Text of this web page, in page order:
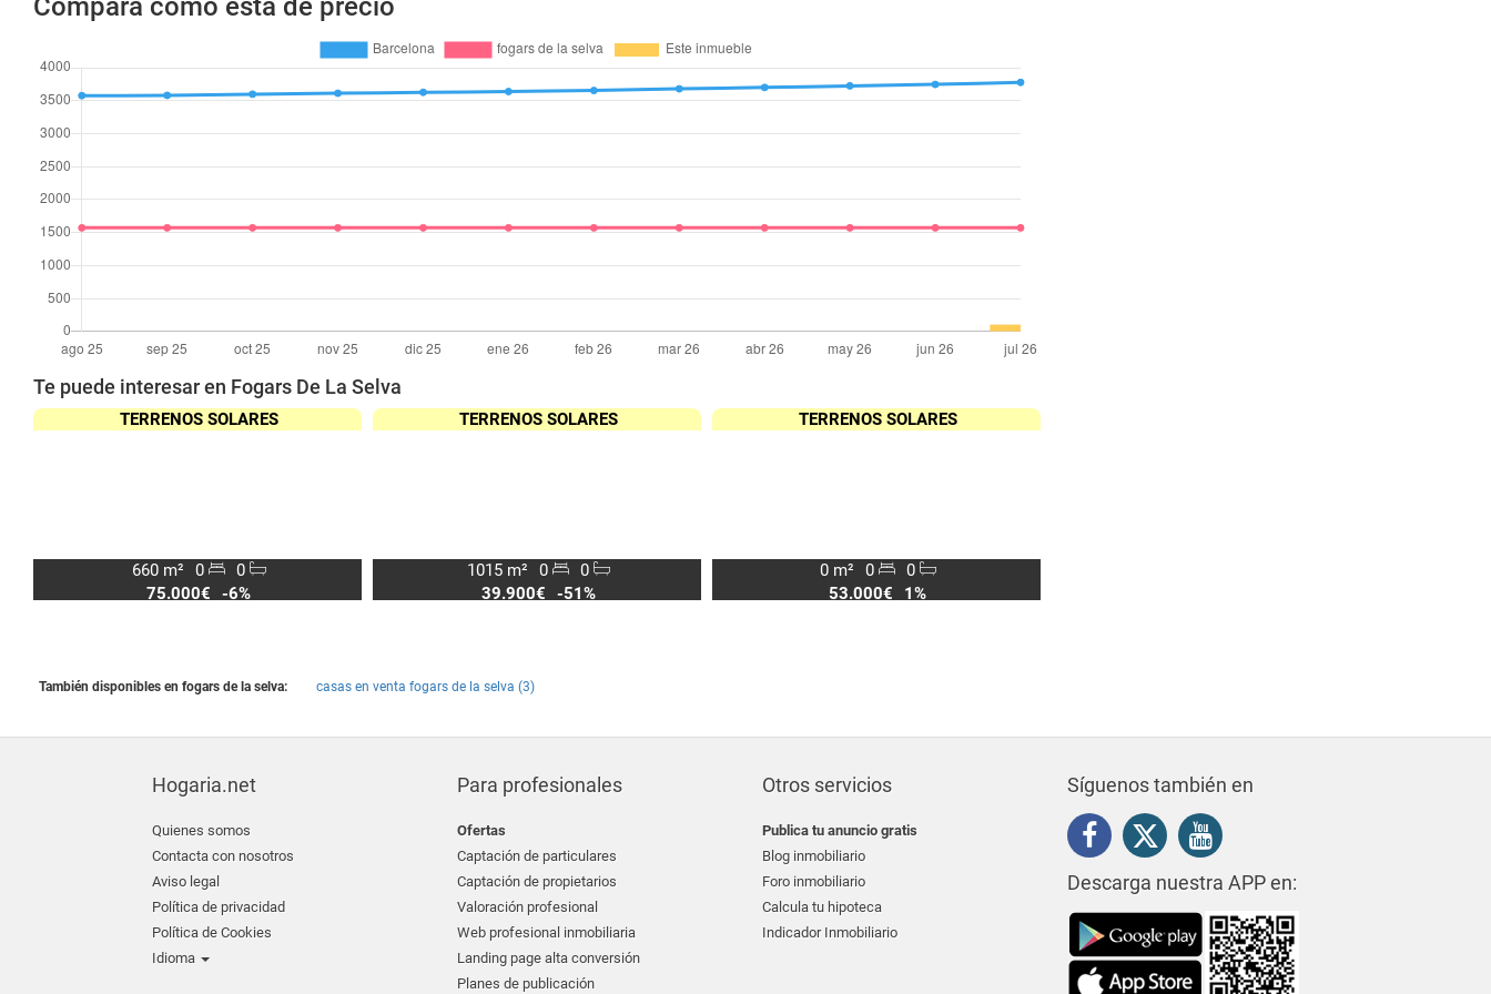
Compara como está de precio
Te puede interesar en Fogars De La Selva
TERRENOS SOLARES
660 m² 0
0
75.000€
-6%
TERRENOS SOLARES
1015 m² 0
0
39.900€
-51%
TERRENOS SOLARES
0 m² 0
0
53.000€
1%
También disponibles en fogars de la selva: casas en venta fogars de la selva (3)
Hogaria.net
Quienes somos
Contacta con nosotros
Aviso legal
Política de privacidad
Política de Cookies
Idioma
Para profesionales
Ofertas
Captación de particulares
Captación de propietarios
Valoración profesional
Web profesional inmobiliaria
Landing page alta conversión
Planes de publicación
Otros servicios
Publica tu anuncio gratis
Blog inmobiliario
Foro inmobiliario
Calcula tu hipoteca
Indicador Inmobiliario
Síguenos también en
Descarga nuestra APP en: